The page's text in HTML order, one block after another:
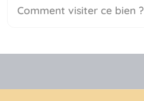
Comment visiter ce bien ?